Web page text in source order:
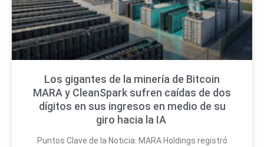
Los gigantes de la minería de Bitcoin
MARA y CleanSpark sufren caídas de dos
dígitos en sus ingresos en medio de su
giro hacia la IA
Puntos Clave de la Noticia: MARA Holdings registró